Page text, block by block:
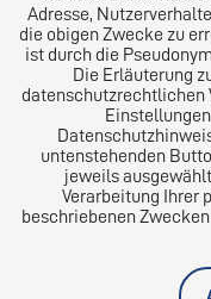
Das europäische
Adresse,
die obigen Zwecke zu
ist durch die
Die Erläuterung
datenschutzrechtlichen
untenstehenden
jeweils
Verarbeitung Ihrer
beschriebenen